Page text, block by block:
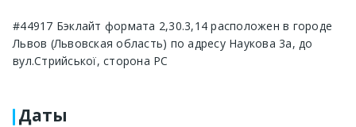
#44917 Бэклайт формата 2,30.3,14 расположен в городе
Львов (Львовская область) по адресу Наукова 3а, до
вул.Стрийської, сторона PC
Даты